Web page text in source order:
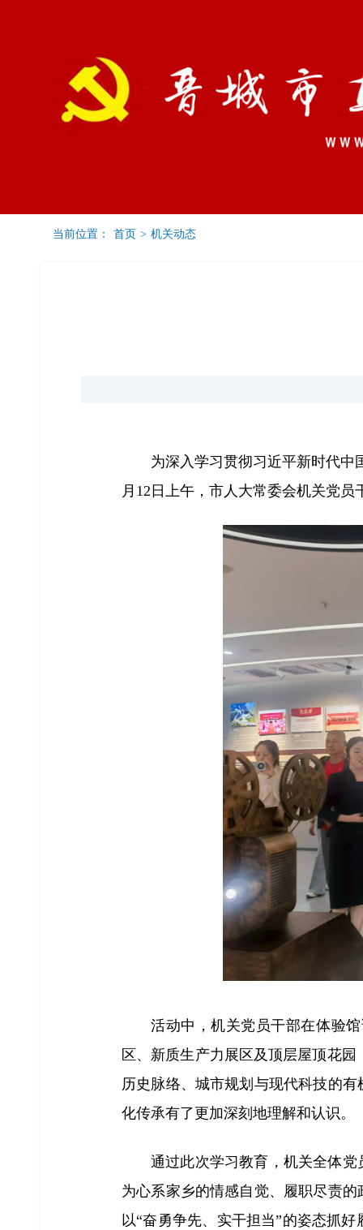
党建要闻 通知公告
当前位置： 首页 > 机关动态
为深入学习贯彻习近平新时代
月12日上午，市人大常委会机关党
活动中，机关党员干部在体验
区、新质生产力展区及顶层屋顶花
历史脉络、城市规划与现代科技的
化传承有了更加深刻地理解和认识。
通过此次学习教育，机关全体
为心系家乡的情感自觉、履职尽责
以“奋勇争先、实干担当”的姿态抓